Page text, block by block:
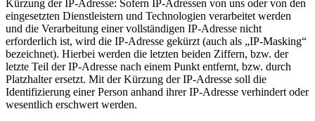
Kürzung der IP-Adresse: Sofern IP-Adressen von uns oder von den
eingesetzten Dienstleistern und Technologien verarbeitet werden
und die Verarbeitung einer vollständigen IP-Adresse nicht
erforderlich ist, wird die IP-Adresse gekürzt (auch als „IP-Masking“
bezeichnet). Hierbei werden die letzten beiden Ziffern, bzw. der
letzte Teil der IP-Adresse nach einem Punkt entfernt, bzw. durch
Platzhalter ersetzt. Mit der Kürzung der IP-Adresse soll die
Identifizierung einer Person anhand ihrer IP-Adresse verhindert oder
wesentlich erschwert werden.